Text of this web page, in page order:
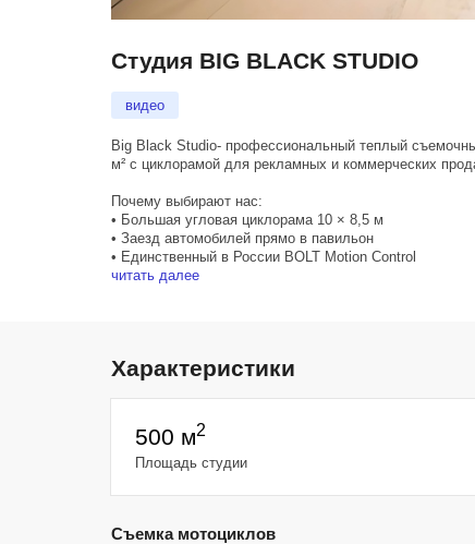
Студия BIG BLACK STUDIO
видео
Big Black Studio- профессиональный теплый
м² с циклорамой для рекламных и коммерческих
Почему выбирают нас:
• Большая угловая циклорама 10 × 8,5 м
• Заезд автомобилей прямо в павильон
• Единственный в России BOLT Motion Control
• Мощность до 250 кВт для сложных съемочных задач
видео-съемок с крупными декорациями, большим
Комфортная инфраструктура, отдельно стоящее
логистика позволяют проводить съемки любого уровня
ограничений.
читать далее
Характеристики
500 м2
Площадь студии
Съемка мотоциклов